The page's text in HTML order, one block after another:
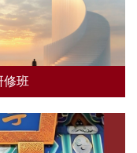
修班